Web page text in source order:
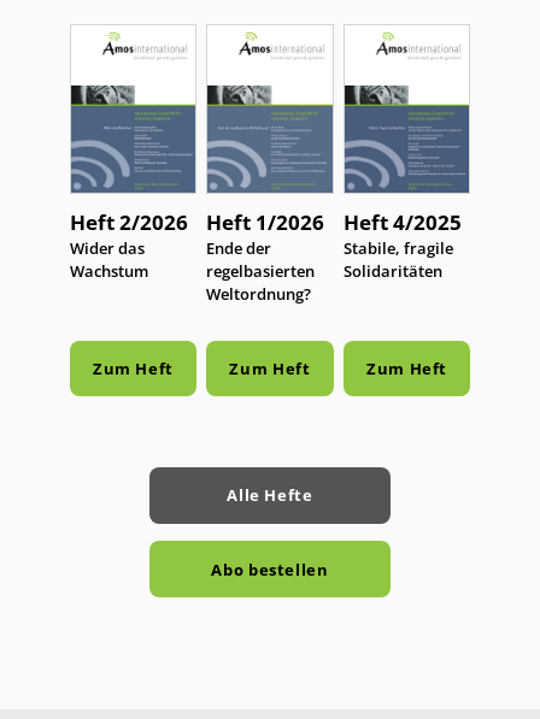
Heft 2/2026
:
Wider das
Wachstum
Zum Heft
Heft 1/2026
:
Ende der
regelbasierten
Weltordnung?
Zum Heft
Heft 4/2025
:
Stabile, fragile
Solidaritäten
Zum Heft
Alle Hefte
Abo bestellen